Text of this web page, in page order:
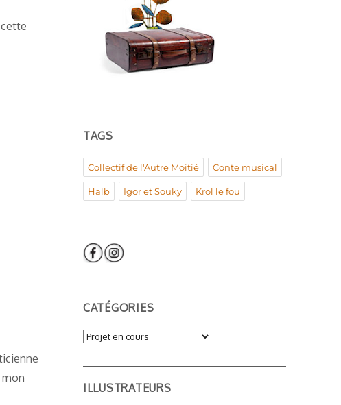
TAGS
Collectif de l'Autre Moitié Conte musical
Halb Igor et Souky Krol le fou
CATÉGORIES
Catégories
ILLUSTRATEURS